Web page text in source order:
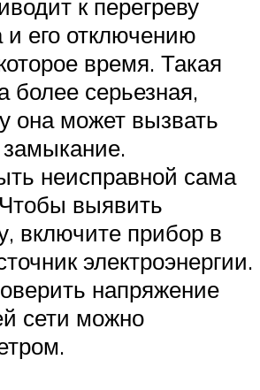
к перегреву
и его отключению
время. Такая
более серьезная,
она может вызвать
замыкание.
неисправной сама
выявить
включите прибор в
электроэнергии.
напряжение
сети можно